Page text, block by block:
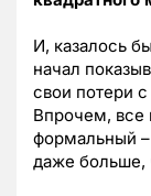
И, казалось
начал
свои потери
Впрочем, все
формальный –
даже больше,